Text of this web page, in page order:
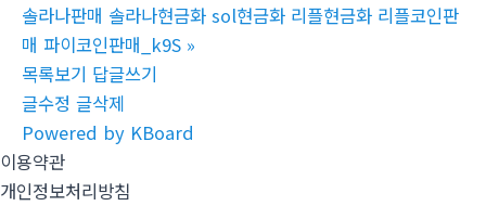
솔라나판매 솔라나현금화 sol현금화 리플현금화 리플코인판
매 파이코인판매_k9S »
목록보기 답글쓰기
글수정 글삭제
Powered by KBoard
이용약관
개인정보처리방침